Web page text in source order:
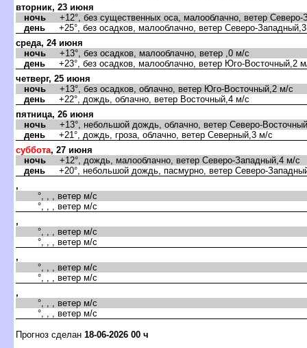
торник, 23 июня
ночь +12°, без существенных оса, малооблачно, ветер Северо-
день +25°, без осадков, малооблачно, ветер Северо-
среда, 24 июня
ночь +13°, без осадков, малооблачно, ветер ,0 м/с
день +23°, без осадков, малооблачно, ветер Юго-Восточный,2
четверг, 25 июня
ночь +13°, без осадков, облачно, ветер Юго-Восточный,2 м/с
день +22°, дождь, облачно, ветер Восточный,4 м/с
пятница, 26 июня
ночь +13°, небольшой дождь, облачно, ветер Северо-
день +21°, дождь, гроза, облачно, ветер Северный,3 м/с
суббота, 27 июня
ночь +12°, дождь, малооблачно, ветер Северо-Западный,4 м/с
день +20°, небольшой дождь, пасмурно, ветер Северо-
,
°, , , ветер м/с
°, , , ветер м/с
,
°, , , ветер м/с
°, , , ветер м/с
,
°, , , ветер м/с
°, , , ветер м/с
,
°, , , ветер м/с
°, , , ветер м/с
Прогноз сделан 18-06-2026 00 ч